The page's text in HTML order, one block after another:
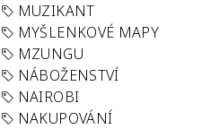
MUZIKANT
MYŠLENKOVÉ MAPY
MZUNGU
NÁBOŽENSTVÍ
NAIROBI
NAKUPOVÁNÍ